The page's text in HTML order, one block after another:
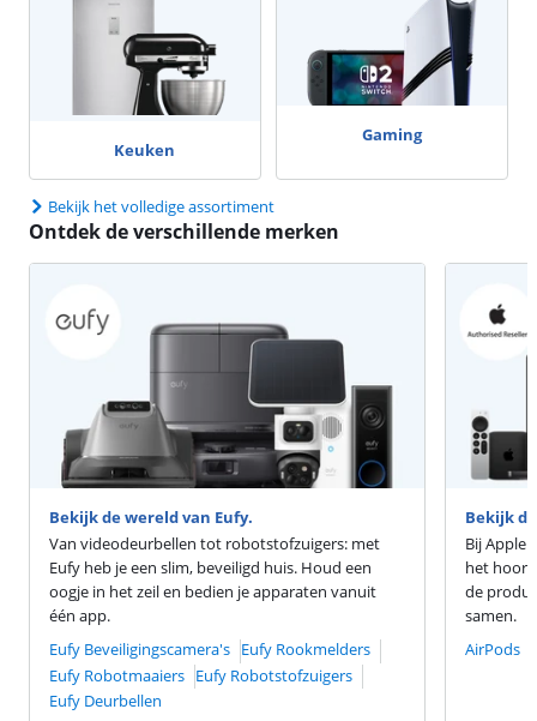
Keuken
Gaming
Bekijk het volledige assortiment
Ontdek de verschillende merken
Bekijk de wereld van Eufy.
Van videodeurbellen tot robotstofzuigers: met
Eufy heb je een slim, beveiligd huis. Houd een
oogje in het zeil en bedien je apparaten vanuit
één app.
Eufy Beveiligingscamera's Eufy Rookmelders
Eufy Robotmaaiers Eufy Robotstofzuigers
Eufy Deurbellen
Bekijk
Bij Apple
het
de
samen.
AirPods